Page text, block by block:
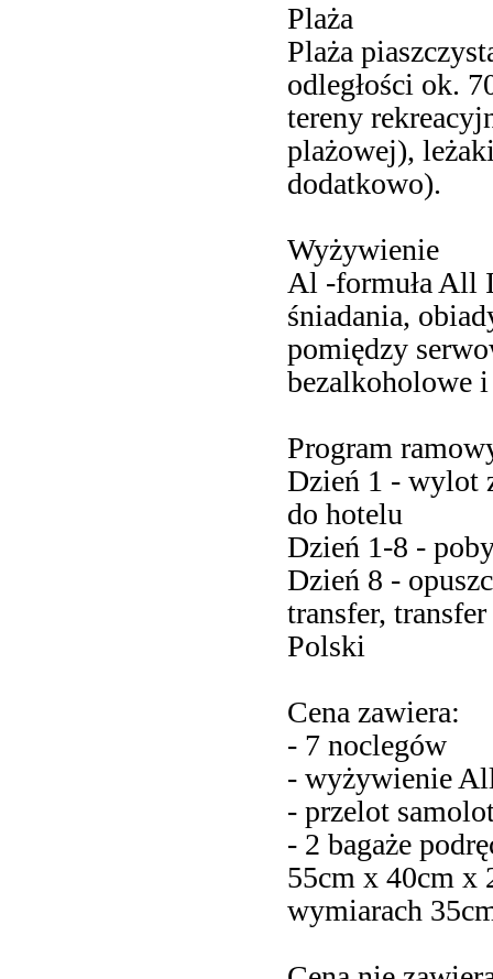
Plaża
Plaża
odległości ok.
tereny
plażowej),
dodatkowo).
Wyżywienie
Al -formuła All
śniadania,
pomiędzy
bezalkoholowe
Program
Dzień 1 - wylot
do hotelu
Dzień 1-8 -
Dzień 8 -
transfer,
Polski
Cena zawiera:
- 7 noclegów
- wyżywienie
- przelot
- 2 bagaże
55cm x 40cm x
wymiarach